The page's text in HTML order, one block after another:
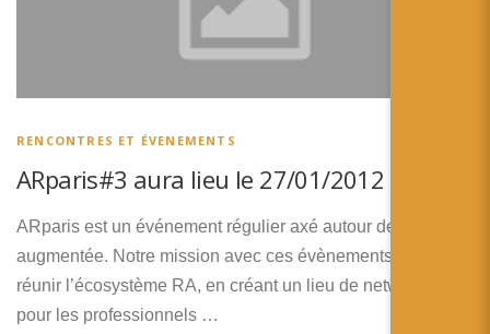
RENCONTRES ET ÉVENEMENTS
ARparis#3 aura lieu le 27/01/2012
ARparis est un événement régulier axé autour de la réalité
augmentée. Notre mission avec ces évènements est de
réunir l’écosystème RA, en créant un lieu de networking
pour les professionnels …